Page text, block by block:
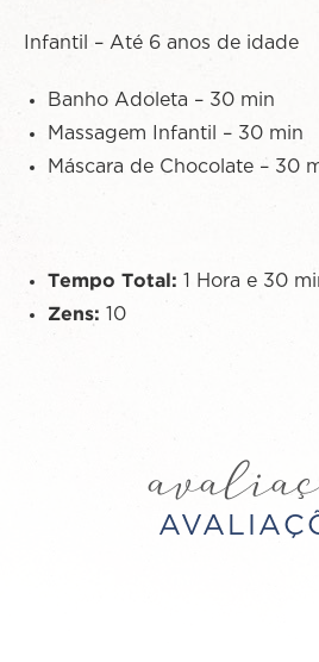
Infantil – Até 6 anos de idade
Banho Adoleta – 30 min
Massagem Infantil – 30 min
Máscara de Chocolate – 30
Tempo Total: 1 Hora e 30
Zens: 10